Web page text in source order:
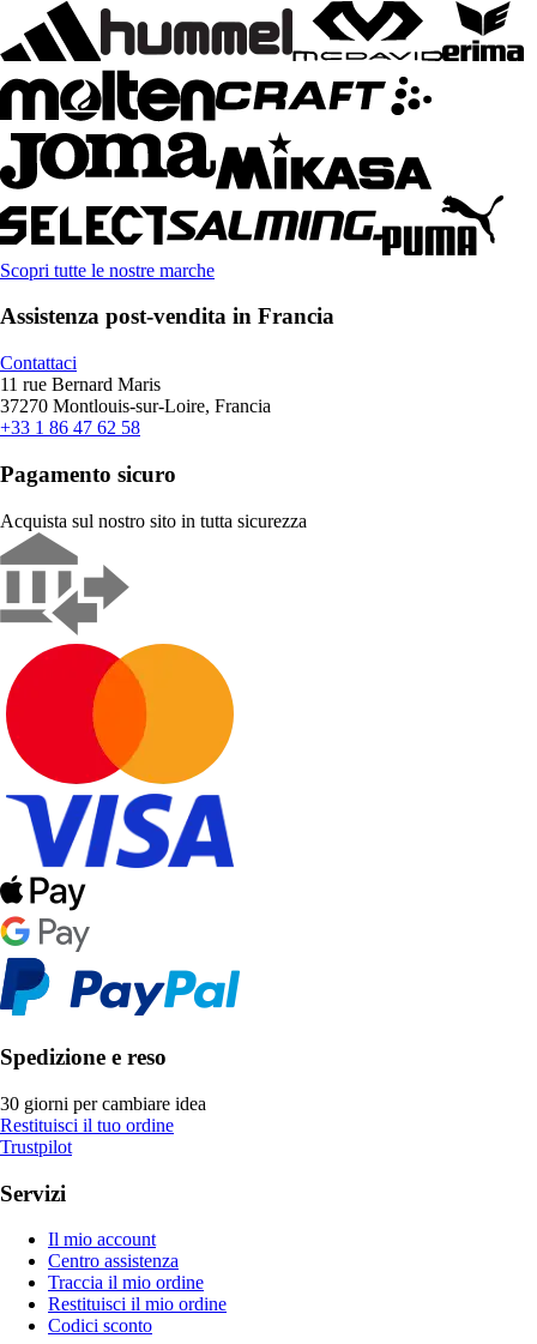
Scopri tutte le nostre marche
Assistenza post-vendita in Francia
Contattaci
11 rue Bernard Maris
37270 Montlouis-sur-Loire, Francia
+33 1 86 47 62 58
Pagamento sicuro
Acquista sul nostro sito in tutta sicurezza
Spedizione e reso
30 giorni per cambiare idea
Restituisci il tuo ordine
Trustpilot
Servizi
Il mio account
Centro assistenza
Traccia il mio ordine
Restituisci il mio ordine
Codici sconto